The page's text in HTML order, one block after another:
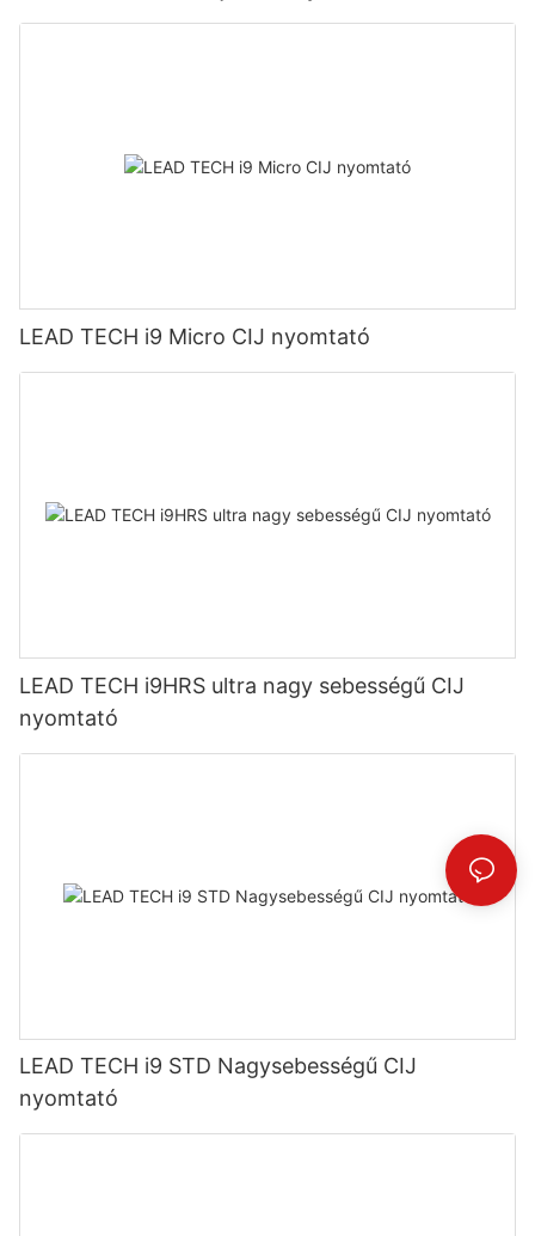
LEAD TECH i9 Micro CIJ nyomtató
LEAD TECH i9HRS ultra nagy sebességű CIJ
nyomtató
LEAD TECH i9 STD Nagysebességű CIJ
nyomtató